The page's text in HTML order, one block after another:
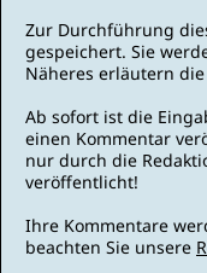
Zur Durchführung
gespeichert. Sie
Näheres erläutern die
Ab sofort ist die
einen Kommentar
nur durch die
veröffentlicht!
Ihre Kommentare
beachten Sie unsere